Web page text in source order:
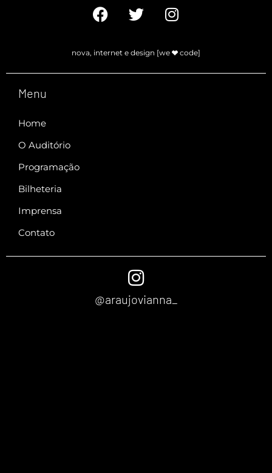
nova, internet e design [we code]
Menu
Home
O Auditório
Programação
Bilheteria
Imprensa
Contato
@araujovianna_